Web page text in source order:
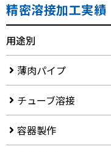
精密溶接加工実績
用途別
薄肉パイプ
チューブ溶接
容器製作